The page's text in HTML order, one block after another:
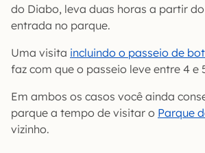
do Diabo, leva duas horas a partir
entrada no parque.
Uma visita incluindo o passeio de
faz com que o passeio leve entre 4 e
Em ambos os casos você ainda
parque a tempo de visitar o Parque
vizinho.